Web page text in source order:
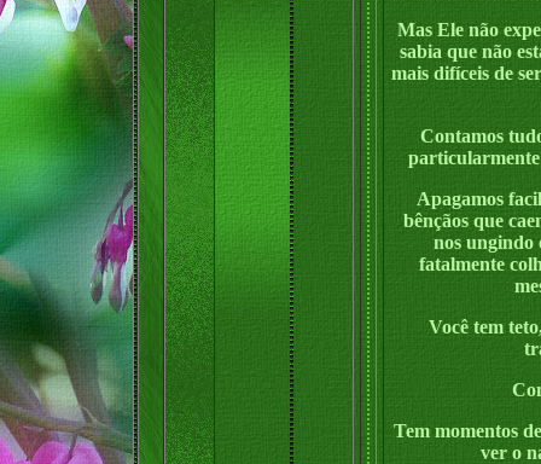
Mas Ele não
sabia que não
mais difíceis de
Contamos
Apagamos
bênçãos que
nos ungindo
fatalmente
Você tem
Tem momentos
ver o